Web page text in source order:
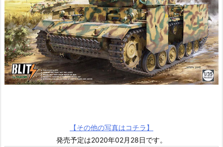
【その他の写真はコチラ】
発売予定は2020年02月28日です。